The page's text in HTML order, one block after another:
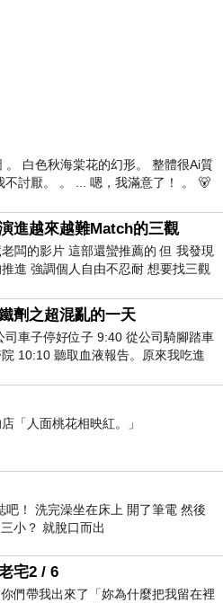
白色秋海棠花的幻形。 整體很Ai質
不討厭。 。 ... 嗯，我滿意了！ 。 🐻
進越來越難Match的三觀
闆的影片 這部還蠻推薦的 但 我發現
進 強調個人自由不忍耐 想要找三觀
對象 連朋友都超
劑之超混亂的一天
司車子停好位子 9:40 從公司騎腳踏車
10:10 聽取血液報告。原來我吃進
可保並非沒有吸收而是超
「人面桃花相映紅。」
！ 洗完澡坐在床上 開了筆電 然後
小？ 就脫口而出
宅2 / 6
們帶我出來了「妳為什麼把我留在裡